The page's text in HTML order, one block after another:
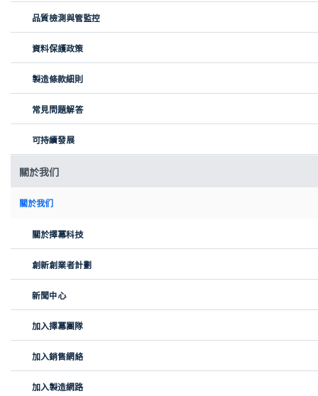
品質檢測與管監控
資料保護政策
製造條款細則
常見問題解答
可持續發展
關於我们
關於我们
關於擇冪科技
創新創業者計劃
新聞中心
加入擇冪團隊
加入銷售網絡
加入製造網路
使用 Xometry 零件進行批量生產組件組裝
實時AI報價、精密製造與簡化訂購
作為製造合作夥伴，Black Tea Motorbikes 將所有 CAD 文件直接上
行性評估。零件以 20 件的小批量方式訂購，精確對應其組裝時間
經濟高效地生產。